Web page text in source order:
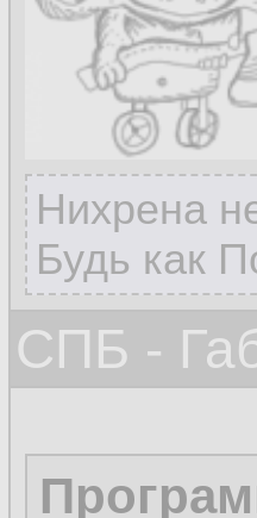
Нихрена
Будь как
СПБ -